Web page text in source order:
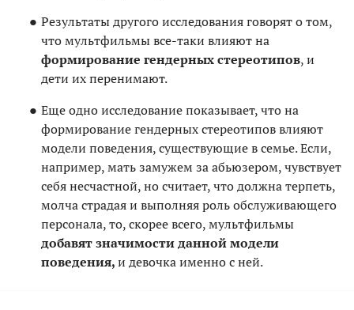
Результаты другого исследования говорят о том,
что мультфильмы все-таки влияют на
формирование гендерных стереотипов, и
дети их перенимают.
Еще одно исследование показывает, что на
формирование гендерных стереотипов влияют
модели поведения, существующие в семье. Если,
например, мать замужем за абьюзером, чувствует
себя несчастной, но считает, что должна терпеть,
молча страдая и выполняя роль обслуживающего
персонала, то, скорее всего, мультфильмы
добавят значимости данной модели
поведения,и девочка именно с ней.